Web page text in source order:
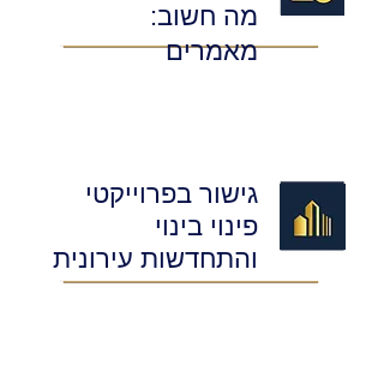
מה חשוב:
מאמרים
גישור בפרוייקטי
פינוי בינוי
והתחדשות עירונית